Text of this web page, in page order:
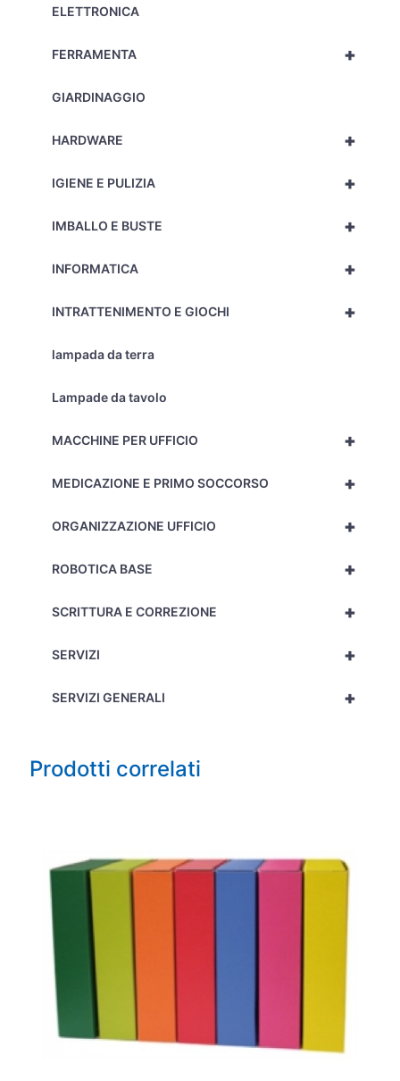
ELETTRONICA
+
FERRAMENTA
GIARDINAGGIO
+
HARDWARE
+
IGIENE E PULIZIA
+
IMBALLO E BUSTE
+
INFORMATICA
+
INTRATTENIMENTO E GIOCHI
lampada da terra
Lampade da tavolo
+
MACCHINE PER UFFICIO
+
MEDICAZIONE E PRIMO SOCCORSO
+
ORGANIZZAZIONE UFFICIO
+
ROBOTICA BASE
+
SCRITTURA E CORREZIONE
+
SERVIZI
+
SERVIZI GENERALI
Prodotti correlati